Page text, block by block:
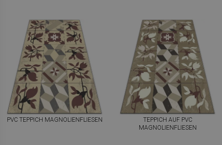
PVC TEPPICH MAGNOLIENFLIESEN
TEPPICH AUF PVC
MAGNOLIENFLIESEN